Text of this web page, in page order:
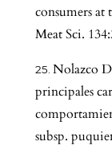
consumers at
Meat Sci.
Nolazco
principales
subsp.